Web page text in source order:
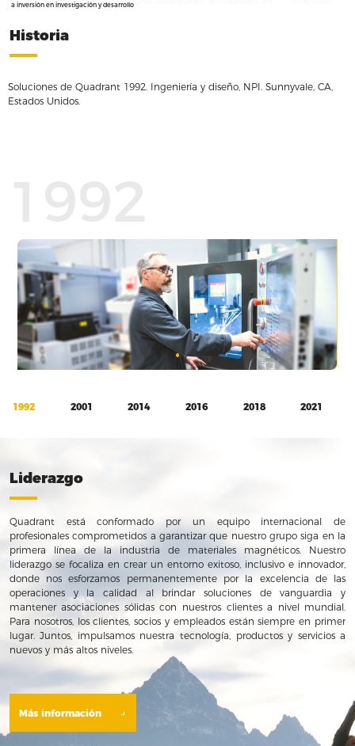
a inversión en investigación y desarrollo
Historia
Soluciones de Quadrant 1992. Ingeniería y diseño, NPI. Sunnyvale, CA,
Estados Unidos.
1992 2001 2014 2016 2018 2021
Liderazgo
Quadrant está conformado por un equipo internacional de
profesionales comprometidos a garantizar que nuestro grupo siga en la
primera línea de la industria de materiales magnéticos. Nuestro
liderazgo se focaliza en crear un entorno exitoso, inclusivo e innovador,
donde nos esforzamos permanentemente por la excelencia de las
operaciones y la calidad al brindar soluciones de vanguardia y
mantener asociaciones sólidas con nuestros clientes a nivel mundial.
Para nosotros, los clientes, socios y empleados están siempre en primer
lugar. Juntos, impulsamos nuestra tecnología, productos y servicios a
nuevos y más altos niveles.
Más información